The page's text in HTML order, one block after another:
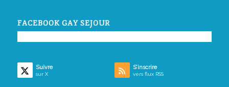
FACEBOOK GAY SEJOUR
Suivre
sur X
S’inscrire
vers flux RSS